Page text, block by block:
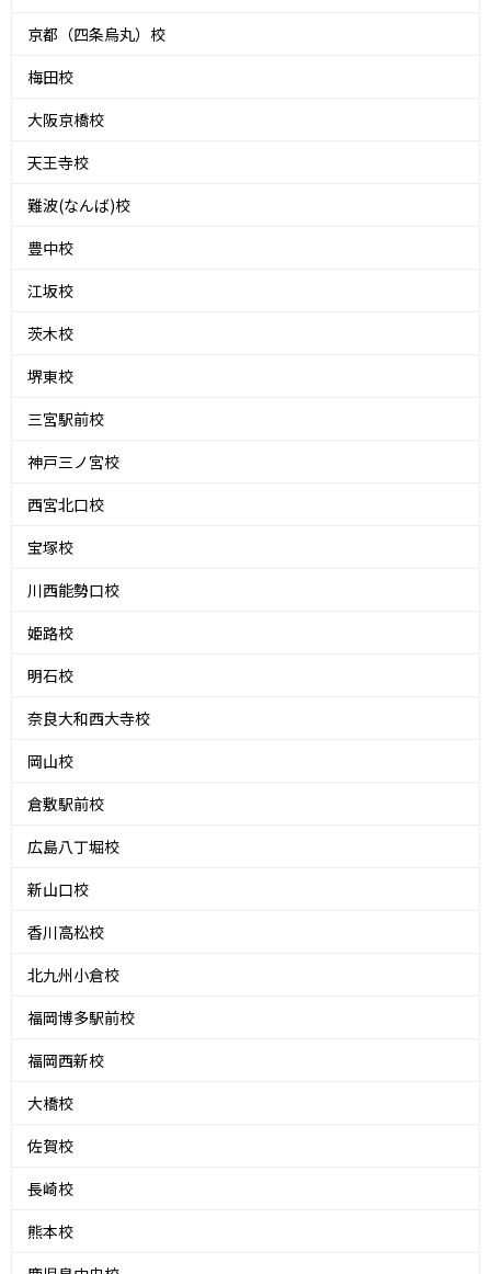
京都（四条烏丸）校
梅田校
大阪京橋校
天王寺校
難波(なんば)校
豊中校
江坂校
茨木校
堺東校
三宮駅前校
神戸三ノ宮校
西宮北口校
宝塚校
川西能勢口校
姫路校
明石校
奈良大和西大寺校
岡山校
倉敷駅前校
広島八丁堀校
新山口校
香川高松校
北九州小倉校
福岡博多駅前校
福岡西新校
大橋校
佐賀校
長崎校
熊本校